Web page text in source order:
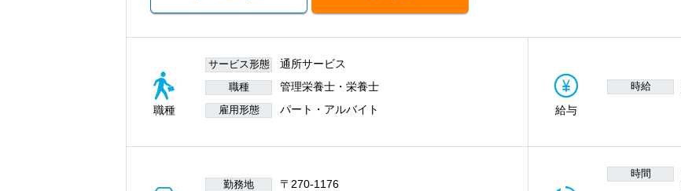
職種
サービス形態 通所サービス
職種 管理栄養士・栄養士
雇用形態 パート・アルバイト 給与
時給
勤務地
〒270-1176
時間